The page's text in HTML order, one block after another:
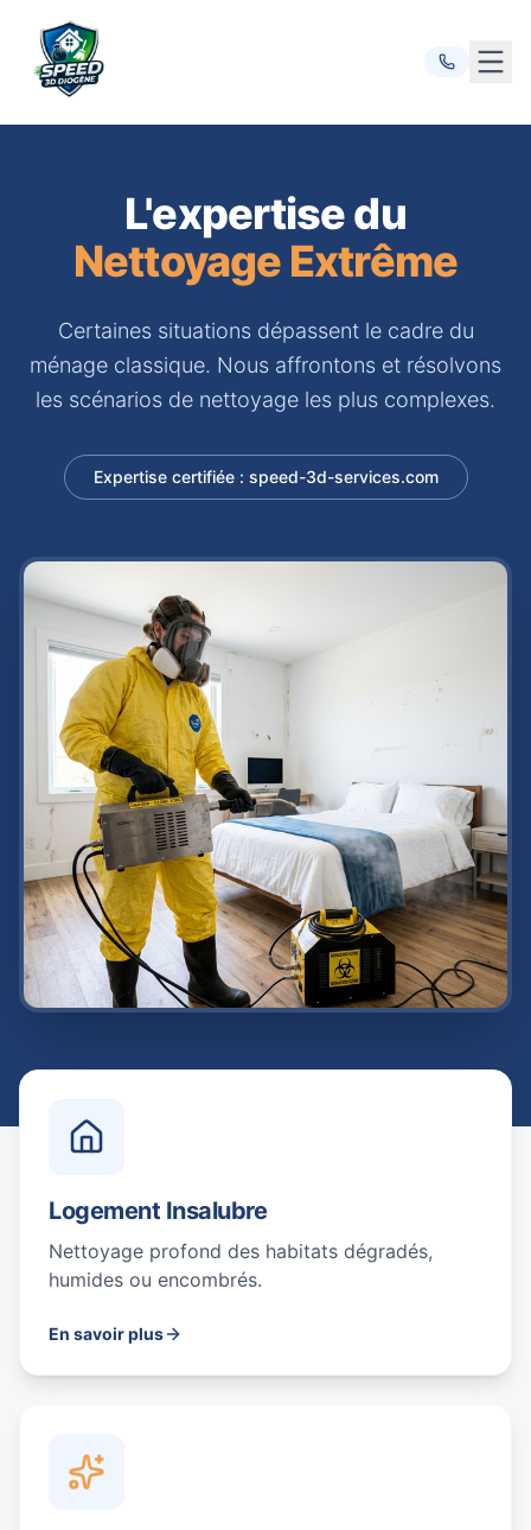
L'expertise du
Nettoyage Extrême
Certaines situations dépassent le cadre du
ménage classique. Nous affrontons et résolvons
les scénarios de nettoyage les plus complexes.
Expertise certifiée : speed-3d-services.com
Logement Insalubre
Nettoyage profond des habitats dégradés,
humides ou encombrés.
En savoir plus